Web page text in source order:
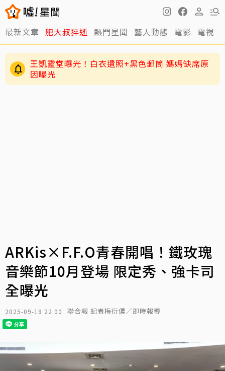
最新文章 肥大叔猝逝 熱門星聞 藝人動態 電影 電視
王凱靈堂曝光！白衣遺照+黑色郵筒 媽媽缺席原
因曝光
ARKis×F.F.O青春開唱！鐵玫瑰
音樂節10月登場 限定秀、強卡司
全曝光
2025-09-18 22:00 聯合報 記者梅衍儂／即時報導